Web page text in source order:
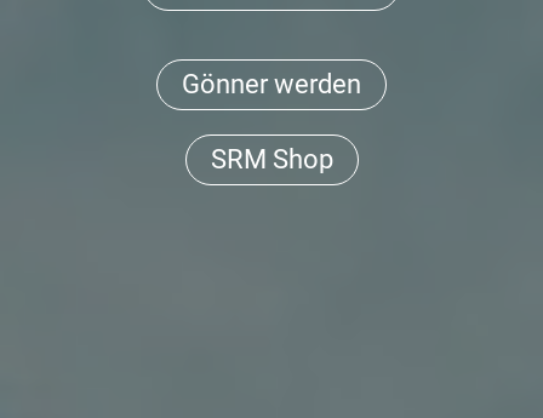
Gönner werden
SRM Shop